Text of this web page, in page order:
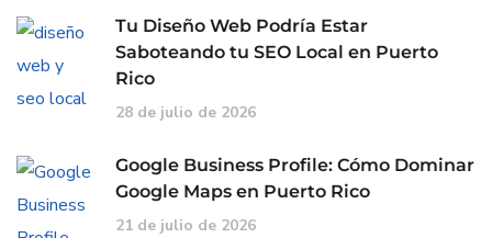
Tu Diseño Web Podría Estar
Saboteando tu SEO Local en Puerto
Rico
28 de julio de 2026
Google Business Profile: Cómo Dominar
Google Maps en Puerto Rico
21 de julio de 2026